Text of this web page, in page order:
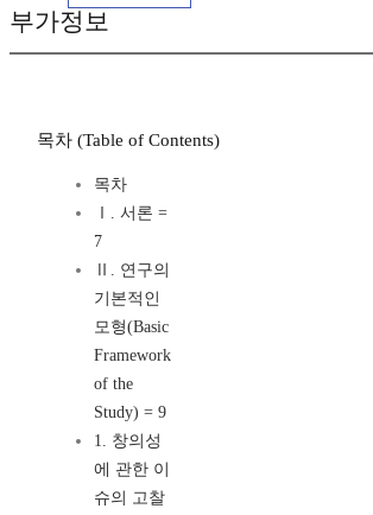
부가정보
목차 (Table of Contents)
목차
Ⅰ. 서론 =
7
Ⅱ. 연구의
기본적인
모형(Basic
Framework
of the
Study) = 9
1. 창의성
에 관한 이
슈의 고찰